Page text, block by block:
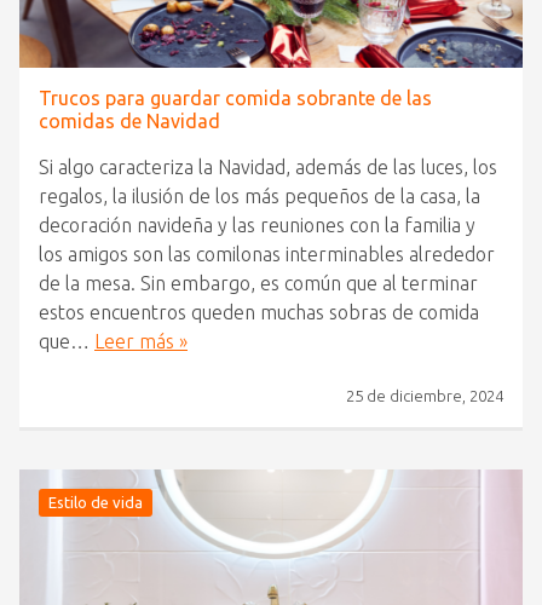
Trucos para guardar comida sobrante de las
comidas de Navidad
Si algo caracteriza la Navidad, además de las luces, los
regalos, la ilusión de los más pequeños de la casa, la
decoración navideña y las reuniones con la familia y
los amigos son las comilonas interminables alrededor
de la mesa. Sin embargo, es común que al terminar
estos encuentros queden muchas sobras de comida
que… Leer más »
25 de diciembre, 2024
Estilo de vida